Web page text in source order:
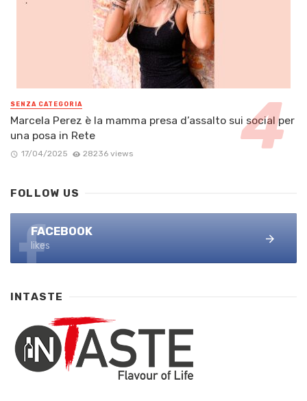
SENZA CATEGORIA
Marcela Perez è la mamma presa d’assalto sui social per
una posa in Rete
17/04/2025 28236 views
FOLLOW US
FACEBOOK
likes
INTASTE